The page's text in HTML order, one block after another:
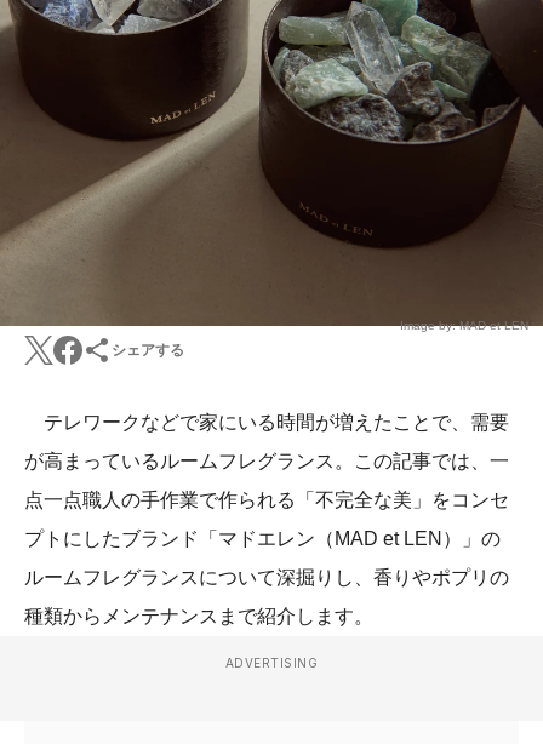
Image by: MAD et LEN
シェアする
テレワークなどで家にいる時間が増えたことで、需要
が高まっているルームフレグランス。この記事では、一
点一点職人の手作業で作られる「不完全な美」をコンセ
プトにしたブランド「マドエレン（MAD et LEN）」の
ルームフレグランスについて深掘りし、香りやポプリの
種類からメンテナンスまで紹介します。
ADVERTISING